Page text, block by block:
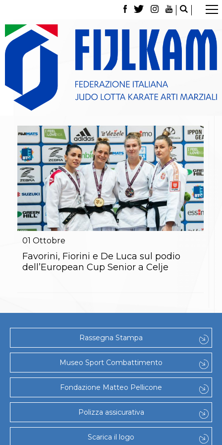
La Federazione
Tesseramento
Contatti
Norme e modulistica Affiliazioni e Tesseramenti
Classifica Società Sportive con più di 100 atleti
tesserati
Gare e Risultati
Archivio eventi
Dove siamo
Media
Partners
Trasparenza
Judo
La disciplina
News
Attività Didattica
Gare e Risultati
Albi Federali
Lotta
La disciplina
News
Karate
News
Gare e Risultati
Attività Didattica
Albi Federali
Arti marziali
Aikido
Ju Jitsu
Sumo
Capoeira
Grappling
BJJ
Pancrazio/Pankration
01 Ottobre
Favorini, Fiorini e De Luca sul podio
dell’European Cup Senior a Celje
Rassegna Stampa
Museo Sport Combattimento
Fondazione Matteo Pellicone
Polizza assicurativa
Scarica il logo